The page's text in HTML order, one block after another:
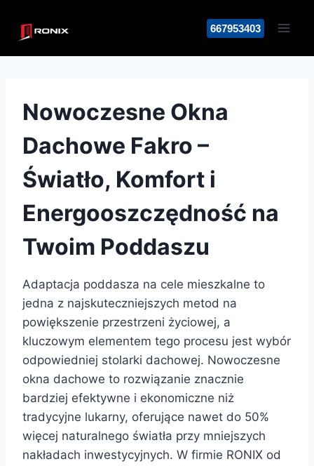
667953403
Nowoczesne Okna
Dachowe Fakro –
Światło, Komfort i
Energooszczędność na
Twoim Poddaszu
Adaptacja poddasza na cele mieszkalne to
jedna z najskuteczniejszych metod na
powiększenie przestrzeni życiowej, a
kluczowym elementem tego procesu jest wybór
odpowiedniej stolarki dachowej. Nowoczesne
okna dachowe to rozwiązanie znacznie
bardziej efektywne i ekonomiczne niż
tradycyjne lukarny, oferujące nawet do 50%
więcej naturalnego światła przy mniejszych
nakładach inwestycyjnych. W firmie RONIX od